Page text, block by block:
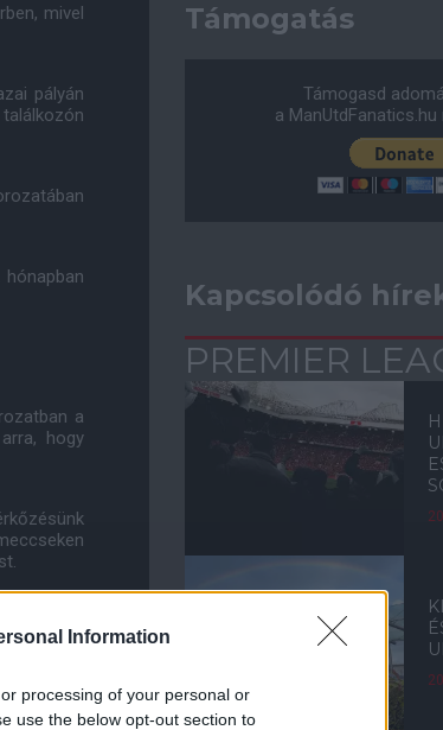
Information
processing of your personal or
use the below opt-out section to
mivel
pályán
a
hogy
17-et a
Támogatás
Támogasd
a
Kapcsolódó
PREMIER